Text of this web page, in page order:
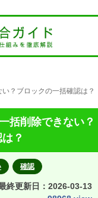
？ブロックの一括確認は？
括削除できない？
？
確認
終更新日： 2026-03-13